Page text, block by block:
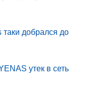
добрался до
утек в сеть